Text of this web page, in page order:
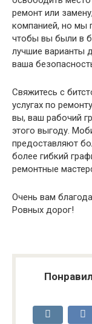
ремонт или
компанией, но мы
чтобы вы были в
лучшие варианты
ваша
Свяжитесь с
услугах по
вы, ваш рабочий
этого выгоду.
предоставляют
более гибкий
ремонтные
Очень вам
Ровных дорог!